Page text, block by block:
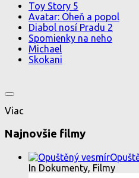
Toy Story 5
Avatar: Oheň a popol
Diabol nosí Pradu 2
Spomienky na neho
Michael
Skokani
Viac
Najnovšie filmy
In Dokumenty, Filmy